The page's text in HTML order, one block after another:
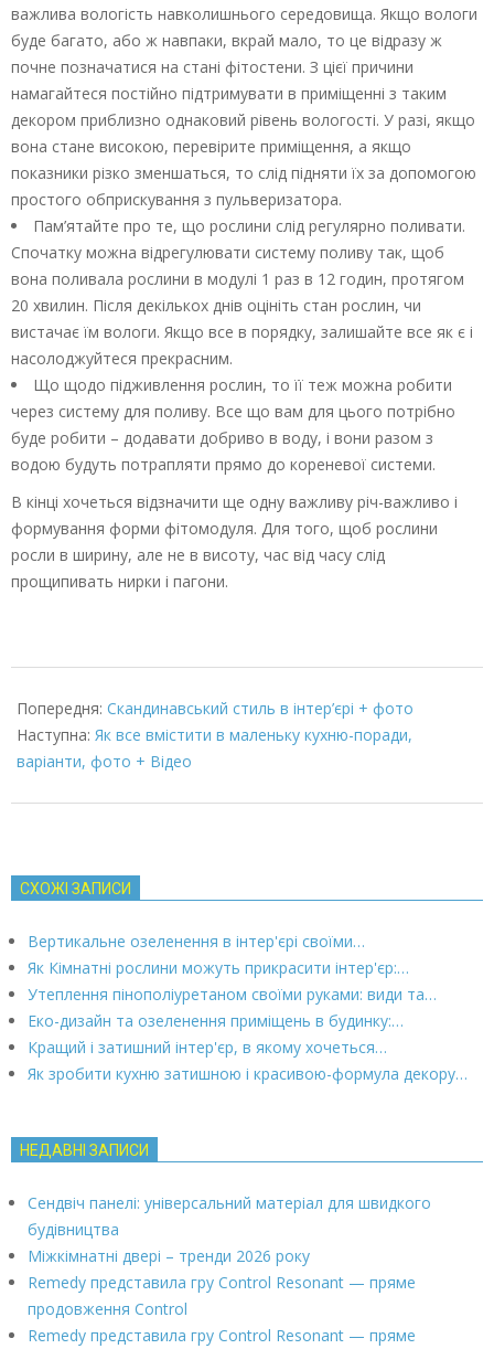
важлива вологість навколишнього середовища. Якщо вологи
буде багато, або ж навпаки, вкрай мало, то це відразу ж
почне позначатися на стані фітостени. З цієї причини
намагайтеся постійно підтримувати в приміщенні з таким
декором приблизно однаковий рівень вологості. У разі, якщо
вона стане високою, перевірите приміщення, а якщо
показники різко зменшаться, то слід підняти їх за допомогою
простого обприскування з пульверизатора.
Пам’ятайте про те, що рослини слід регулярно поливати.
Спочатку можна відрегулювати систему поливу так, щоб
вона поливала рослини в модулі 1 раз в 12 годин, протягом
20 хвилин. Після декількох днів оцініть стан рослин, чи
вистачає їм вологи. Якщо все в порядку, залишайте все як є і
насолоджуйтеся прекрасним.
Що щодо підживлення рослин, то її теж можна робити
через систему для поливу. Все що вам для цього потрібно
буде робити – додавати добриво в воду, і вони разом з
водою будуть потрапляти прямо до кореневої системи.
В кінці хочеться відзначити ще одну важливу річ-важливо і
формування форми фітомодуля. Для того, щоб рослини
росли в ширину, але не в висоту, час від часу слід
прощипивать нирки і пагони.
03-
07
Попередня: Скандинавський стиль в інтер’єрі + фото
Наступна: Як все вмістити в маленьку кухню-поради,
варіанти, фото + Відео
СХОЖІ ЗАПИСИ
Вертикальне озеленення в інтер'єрі своїми…
Як Кімнатні рослини можуть прикрасити інтер'єр:…
Утеплення пінополіуретаном своїми руками: види та…
Еко-дизайн та озеленення приміщень в будинку:…
Кращий і затишний інтер'єр, в якому хочеться…
Як зробити кухню затишною і красивою-формула декору…
НЕДАВНІ ЗАПИСИ
Сендвіч панелі: універсальний матеріал для швидкого
будівництва
Міжкімнатні двері – тренди 2026 року
Remedy представила гру Control Resonant — пряме
продовження Control
Remedy представила гру Control Resonant — пряме